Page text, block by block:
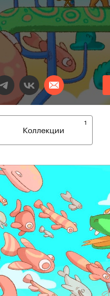
1
Коллекции